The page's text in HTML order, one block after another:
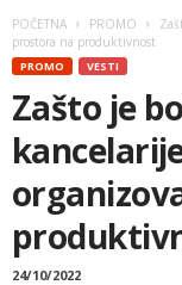
POČETNA PROMO
prostora na produktivnost
PROMO VESTI
Zašto je
24/10/2022